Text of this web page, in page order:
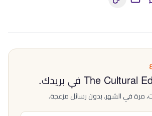
مرة في الشهر. بدون رسائل مزعجة.